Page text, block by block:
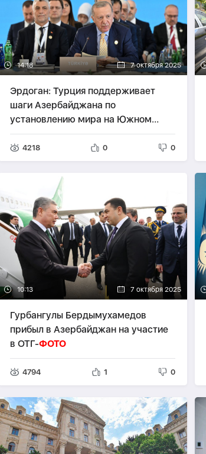
14:18 7 октября 2025
Эрдоган: Турция поддерживает
шаги Азербайджана по
установлению мира на Южном
Кавказе -ЗАЯВЛЕНИЯ
4218 0 0
10:13 7 октября 2025
Гурбангулы Бердымухамедов
прибыл в Азербайджан на участие
в ОТГ-ФОТО
4794 1 0